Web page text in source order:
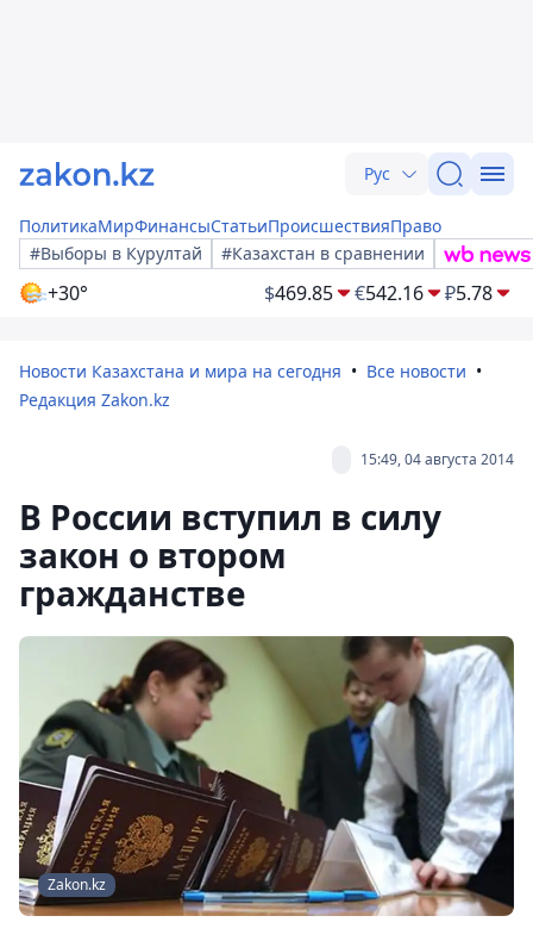
Рус
ПолитикаМирФинансыСтатьиПроисшествияПраво
#Выборы в Курултай
#Казахстан в сравнении
+30° $469.85 €542.16 ₽5.78
Новости Казахстана и мира на сегодня
Все новости
Редакция Zakon.kz
15:49, 04 августа 2014
В России вступил в силу
закон о втором
гражданстве
Zakon.kz